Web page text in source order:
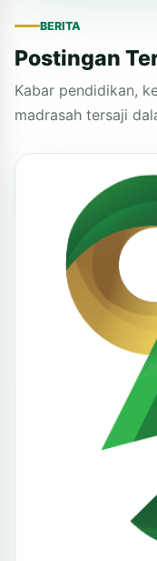
BERITA
Postingan
Kabar pendidikan,
madrasah tersaji